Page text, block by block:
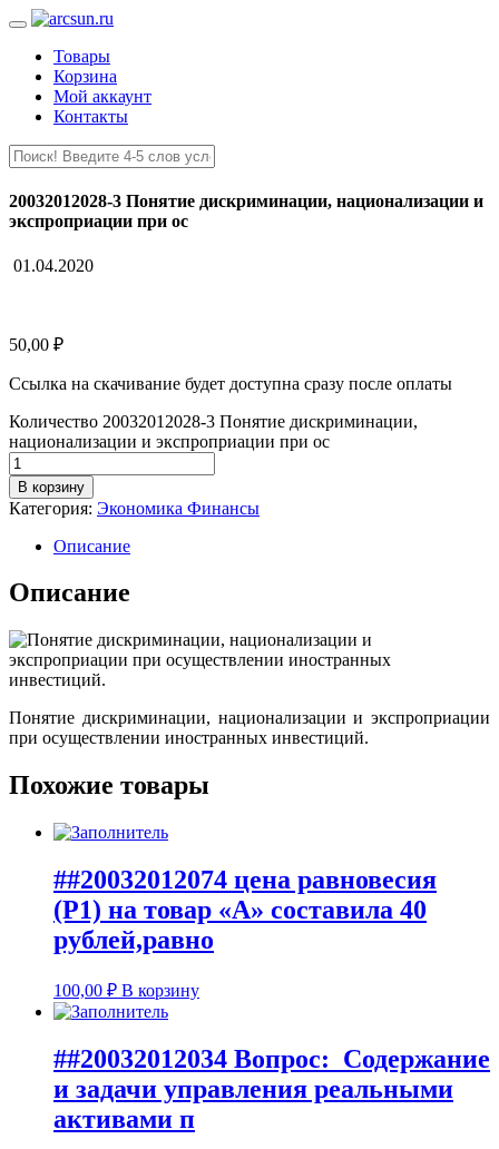
Товары
Корзина
Мой аккаунт
Контакты
20032012028-3 Понятие дискриминации, национализации и
экспроприации при ос
01.04.2020
50,00 ₽
Ссылка на скачивание будет доступна сразу после оплаты
Количество 20032012028-3 Понятие дискриминации,
национализации и экспроприации при ос
В корзину
Категория: Экономика Финансы
Описание
Описание
Понятие дискриминации, национализации и экспроприации
при осуществлении иностранных инвестиций.
Похожие товары
##20032012074 цена равновесия
(Р1) на товар «А» составила 40
рублей,равно
100,00 ₽ В корзину
##20032012034 Вопрос: Содержание
и задачи управления реальными
активами п